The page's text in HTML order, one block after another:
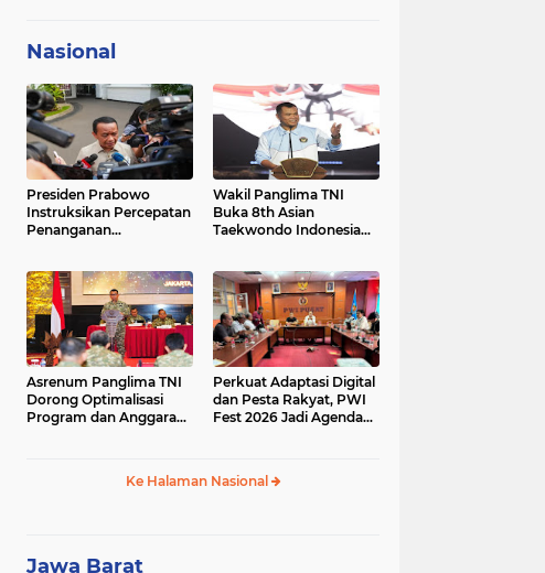
Nasional
Presiden Prabowo
Instruksikan Percepatan
Penanganan
BBM
Wakil Panglima TNI
Buka 8th Asian
Taekwondo Indonesia
Asrenum Panglima TNI
Dorong Optimalisasi
Program dan Anggaran
Perkuat Adaptasi Digital
dan Pesta Rakyat, PWI
Fest 2026 Jadi Agenda
Ke Halaman Nasional
Jawa Barat